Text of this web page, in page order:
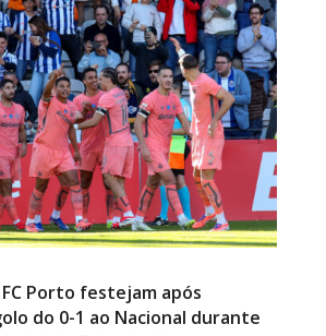
Porto festejam após
do 0-1 ao Nacional durante